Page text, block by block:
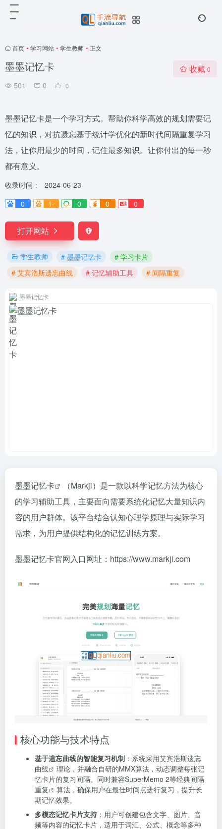
首页 • 学习网站 • 学生教师 • 正文
墨墨记忆卡
501 0 0
收藏 0
墨墨记忆卡是一个学习方式。帮助你科学高效的规划需要记
忆的知识，对抗遗忘基于统计学优化的新时代间隔重复学习
法，让你用最少的时间，记住最多知识。让你付出的每一秒
都有意义。
收录时间：
2024-06-23
0
1- 0 0 0
打开网站
学生教师 # 墨墨记忆卡
# 学习卡片
# 艾宾浩斯遗忘曲线
# 记忆辅助工具 # 间隔重复
墨墨记忆卡
墨墨记忆卡
（Markji）是一款以科学记忆方法为核心
的学习辅助工具，主要面向需要系统化记忆大量知识内
容的用户群体。该平台结合认知心理学原理与实际学习
需求，为用户提供结构化的记忆训练方案。
墨墨记忆卡官网入口网址：https://www.markji.com
核心功能与技术特点
基于遗忘曲线的智能复习机制 ：系统采用艾宾浩斯遗忘
曲线
理论，并融合自研的MMX算法，动态调整每张记
忆卡片的复习间隔。同时兼容SuperMemo 2等经典间隔
重复
算法，确保用户在最佳时间点进行复习，提升长
期记忆效果。
多模态记忆卡片支持 ：用户可创建包含文字、图片、音
频等内容的记忆卡片，适用于词汇、公式、概念等多种